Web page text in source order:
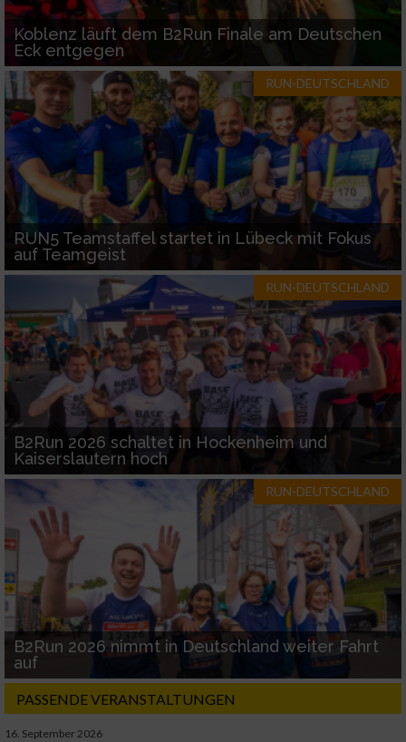
Koblenz läuft dem B2Run Finale am Deutschen
Eck entgegen
RUN-DEUTSCHLAND
RUN5 Teamstaffel startet in Lübeck mit Fokus
auf Teamgeist
RUN-DEUTSCHLAND
B2Run 2026 schaltet in Hockenheim und
Kaiserslautern hoch
RUN-DEUTSCHLAND
B2Run 2026 nimmt in Deutschland weiter Fahrt
auf
PASSENDE VERANSTALTUNGEN
16. September 2026